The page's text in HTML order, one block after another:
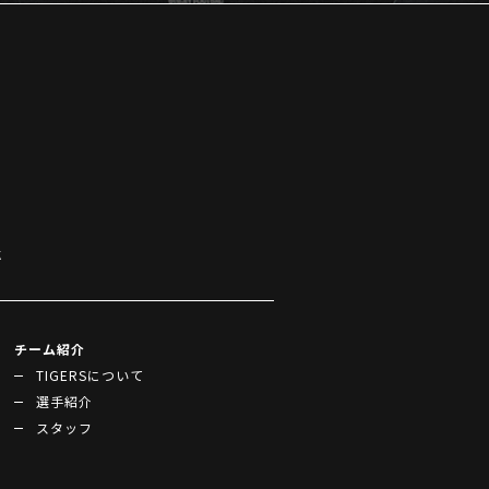
チーム紹介
TIGERSについて
選手紹介
スタッフ